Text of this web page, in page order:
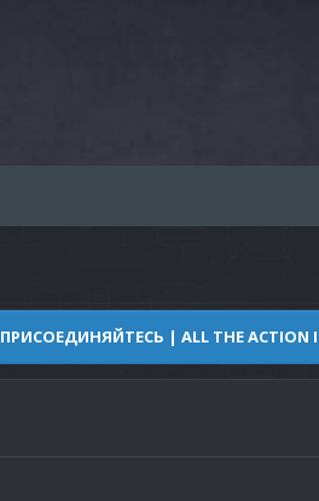
| ALL THE ACTION IS